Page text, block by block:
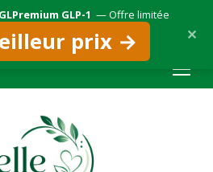
GLP-1 — Offre limitée
prix → ✕